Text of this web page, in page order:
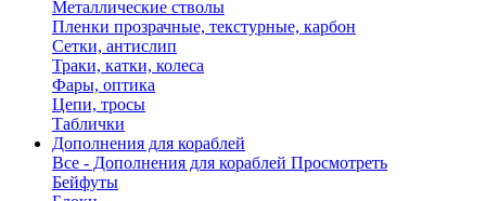
Металлические стволы
Пленки прозрачные, текстурные, карбон
Сетки, антислип
Траки, катки, колеса
Фары, оптика
Цепи, тросы
Таблички
Дополнения для кораблей
Все - Дополнения для кораблей Просмотреть
Бейфуты